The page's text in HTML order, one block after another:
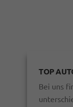
TOP
Bei uns